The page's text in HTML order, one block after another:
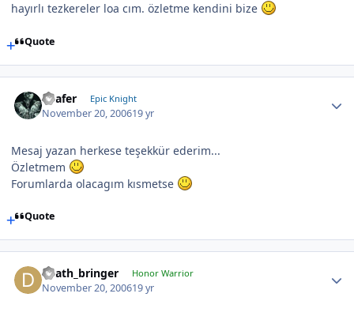
hayırlı tezkereler loa cım. özletme kendini bize
Quote
Loafer Epic Knight
November 20, 200619 yr
Mesaj yazan herkese teşekkür ederim...
Özletmem
Forumlarda olacagım kısmetse
Quote
death_bringer Honor Warrior
November 20, 200619 yr